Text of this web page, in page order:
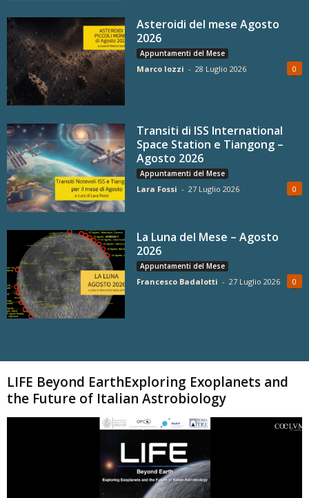
Asteroidi del mese Agosto
2026
Appuntamenti del Mese
Marco Iozzi - 28 Luglio 2026 0
Transiti di ISS International
Space Station e Tiangong –
Agosto 2026
Appuntamenti del Mese
Lara Fossi - 27 Luglio 2026 0
La Luna del Mese – Agosto
2026
Appuntamenti del Mese
Francesco Badalotti - 27 Luglio 2026 0
LIFE Beyond EarthExploring Exoplanets and
the Future of Italian Astrobiology